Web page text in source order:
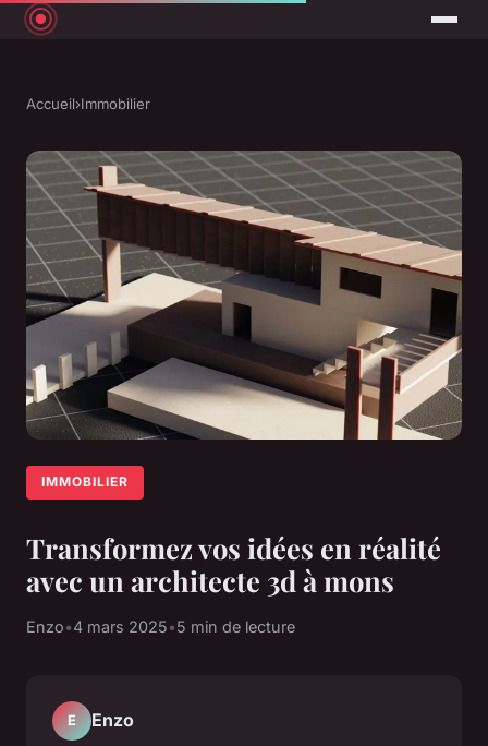
Accueil›Immobilier
IMMOBILIER
Transformez vos idées en réalité
avec un architecte 3d à mons
Enzo•4 mars 2025•5 min de lecture
E Enzo